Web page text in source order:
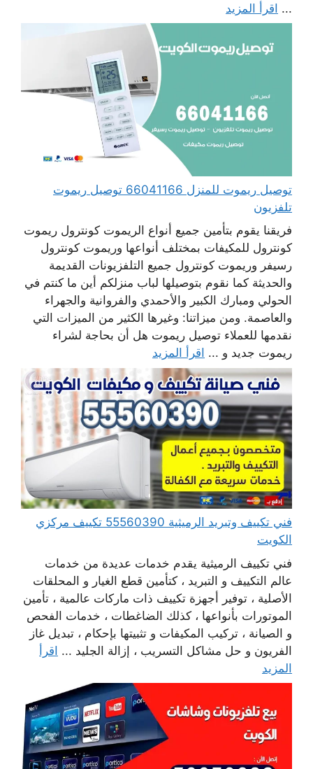
... اقرأ المزيد
توصيل ريموت للمنزل 66041166 توصيل ريموت
تلفزيون
فريقنا يقوم بتأمين جميع أنواع الريموت كونترول ريموت
كونترول للمكيفات بمختلف أنواعها وريموت كونترول
رسيفر وريموت كونترول جميع التلفزيونات القديمة
والحديثة كما نقوم بتوصيلها لباب منزلكم أين ما كنتم في
الحولي ومبارك الكبير والأحمدي والفروانية والجهراء
والعاصمة. ومن ميزاتنا: وغيرها الكثير من الميزات التي
نقدمها للعملاء توصيل ريموت هل أن بحاجة لشراء
ريموت جديد و ... اقرأ المزيد
فني تكييف وتبريد الرميثية 55560390 تكييف مركزي
الكويت
فني تكييف الرميثية يقدم خدمات عديدة من خدمات
عالم التكييف و التبريد ، كتأمين قطع الغيار و المحلقات
الأصلية ، توفير أجهزة تكييف ذات ماركات عالمية ، تأمين
الموتورات بأنواعها ، كذلك الضاغطات ، خدمات الفحص
و الصيانة ، تركيب المكيفات و تثبيتها بإحكام ، تبديل غاز
الفريون و حل مشاكل التسريب ، إزالة الجليد ... اقرأ
المزيد